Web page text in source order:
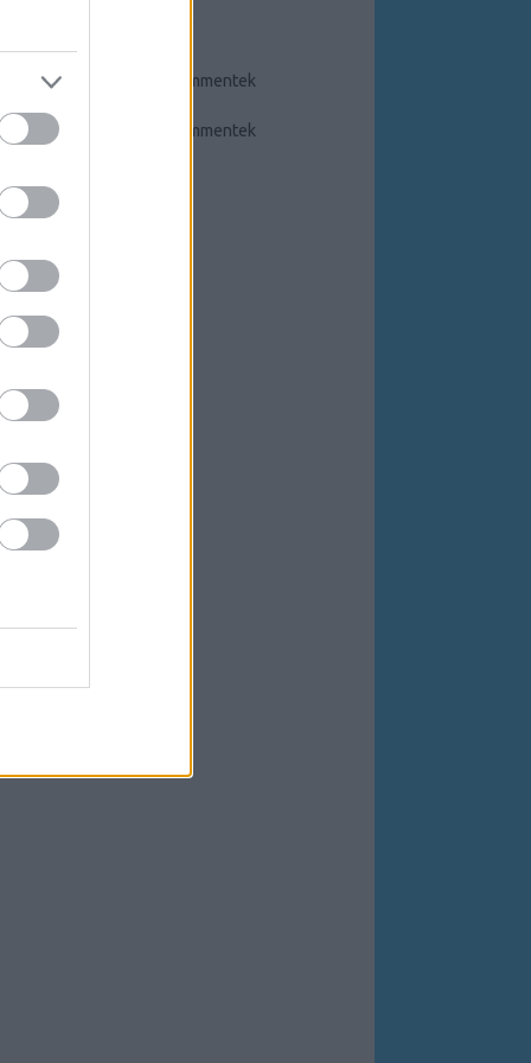
kommentek
kommentek